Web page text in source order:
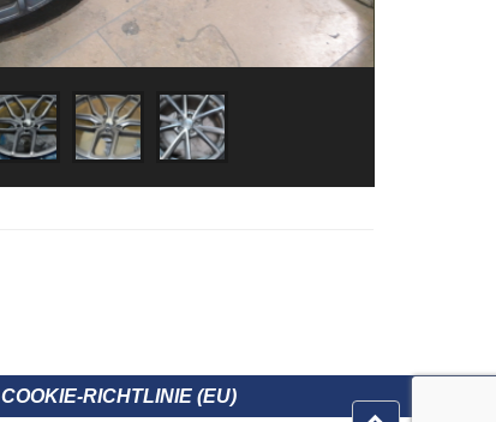
COOKIE-RICHTLINIE (EU)